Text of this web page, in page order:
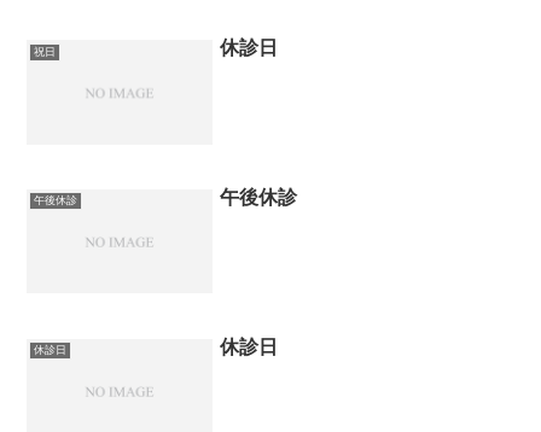
祝日 休診日
午後休診 午後休診
休診日 休診日